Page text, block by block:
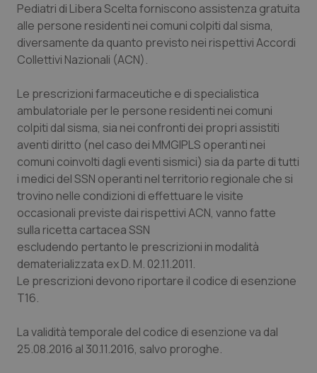
Friuli Venezia Giulia
Lazio
Liguria
Lombardia
Marche
Molise
Piemonte
Provincia Autonoma di Bolzano
Puglia
Dermatite Atopica
Diabete & glucometri
Disturbi dell’umore
Dolore
Donna & Salute
Epatiti
HIV
Infezioni & Febbre
Malattie rare
Pediatri di Libera Scelta forniscono assistenza gratuita
alle persone residenti nei comuni colpiti dal sisma,
diversamente da quanto previsto nei rispettivi Accordi
Collettivi Nazionali (ACN).
Le prescrizioni farmaceutiche e di specialistica
ambulatoriale per le persone residenti nei comuni
colpiti dal sisma, sia nei confronti dei propri assistiti
aventi diritto (nel caso dei MMGIPLS operanti nei
comuni coinvolti dagli eventi sismici) sia da parte di tutti
i medici del SSN operanti nel territorio regionale che si
trovino nelle condizioni di effettuare le visite
occasionali previste dai rispettivi ACN, vanno fatte
sulla ricetta cartacea SSN ­
escludendo pertanto le prescrizioni in modalità
dematerializzata ex D. M. 02.11.2011.
Le prescrizioni devono riportare il codice di esenzione
T16.
La validità temporale del codice di esenzione va dal
25.08.2016 al 30.11.2016, salvo proroghe.